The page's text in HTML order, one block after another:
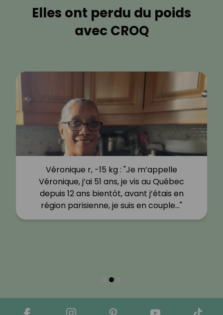
Elles ont perdu du poids
avec CROQ
Véronique r, -15 kg : "Je m’appelle
Véronique, j’ai 51 ans, je vis au Québec
depuis 12 ans bientôt, avant j’étais en
région parisienne, je suis en couple…"